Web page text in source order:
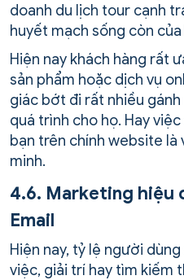
doanh du lịch tour cạnh
huyết mạch sống còn
Hiện nay khách hàng rất
sản phẩm hoặc dịch vụ
giác bớt đi rất nhiều gánh
quá trình cho họ. Hay
bạn trên chính website là
minh.
4.6. Marketing hiệu
Email
Hiện nay, tỷ lệ người
việc, giải trí hay tìm kiếm